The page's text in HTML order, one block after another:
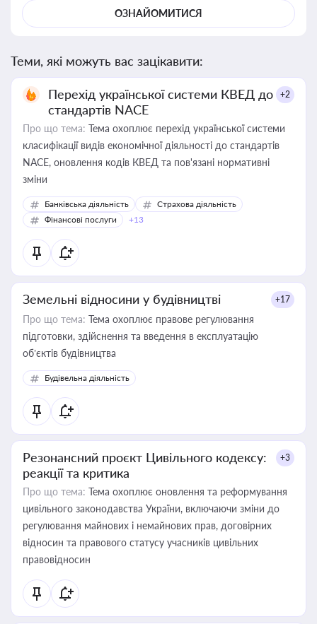
ОЗНАЙОМИТИСЯ
Теми, які можуть вас зацікавити:
Перехід української системи КВЕД до
стандартів NACE
+2
Про що тема: Тема охоплює перехід української системи
класифікації видів економічної діяльності до стандартів
NACE, оновлення кодів КВЕД та пов'язані нормативні
зміни
Банківська діяльність
Страхова діяльність
Фінансові послуги
+13
Земельні відносини у будівництві +17
Про що тема: Тема охоплює правове регулювання
підготовки, здійснення та введення в експлуатацію
об’єктів будівництва
Будівельна діяльність
Резонансний проєкт Цивільного кодексу:
реакції та критика
+3
Про що тема: Тема охоплює оновлення та реформування
цивільного законодавства України, включаючи зміни до
регулювання майнових і немайнових прав, договірних
відносин та правового статусу учасників цивільних
правовідносин